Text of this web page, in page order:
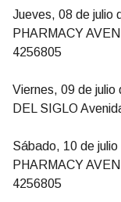
Jueves, 08 de julio
PHARMACY
4256805
Viernes, 09 de julio
DEL SIGLO
Sábado, 10 de julio
PHARMACY
4256805